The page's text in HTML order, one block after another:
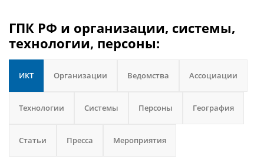
ГПК РФ и организации, системы,
технологии, персоны:
ИКТ Организации Ведомства Ассоциации
Технологии Системы Персоны География
Статьи Пресса Мероприятия